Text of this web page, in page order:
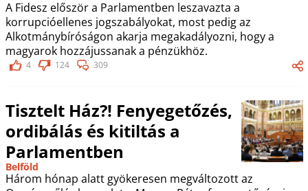
A Fidesz először a Parlamentben leszavazta a
korrupcióellenes jogszabályokat, most pedig az
Alkotmánybíróságon akarja megakadályozni, hogy a
magyarok hozzájussanak a pénzükhöz.
4 124 309
Tisztelt Ház?! Fenyegetőzés,
ordibálás és kitiltás a
Parlamentben
Belföld
Három hónap alatt gyökeresen megváltozott az